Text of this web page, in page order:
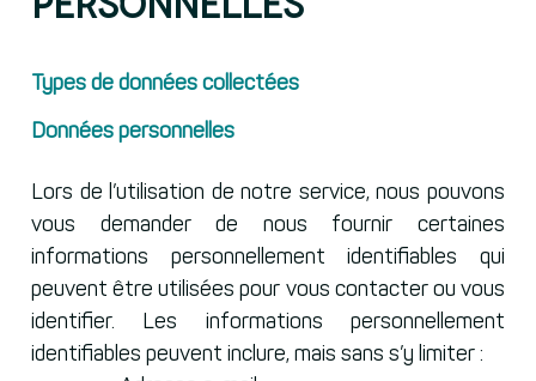
Types de données collectées
Données personnelles
Lors de l’utilisation de notre service, nous pouvons
vous demander de nous fournir certaines
informations personnellement identifiables qui
peuvent être utilisées pour vous contacter ou vous
identifier. Les informations personnellement
identifiables peuvent inclure, mais sans s’y limiter :